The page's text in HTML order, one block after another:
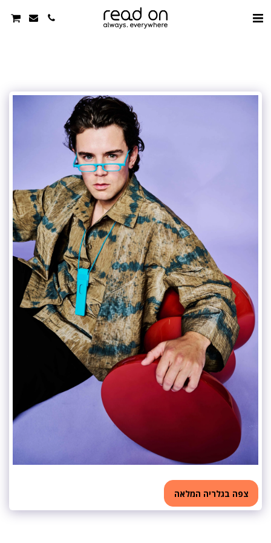
צפה בגלריה המלאה